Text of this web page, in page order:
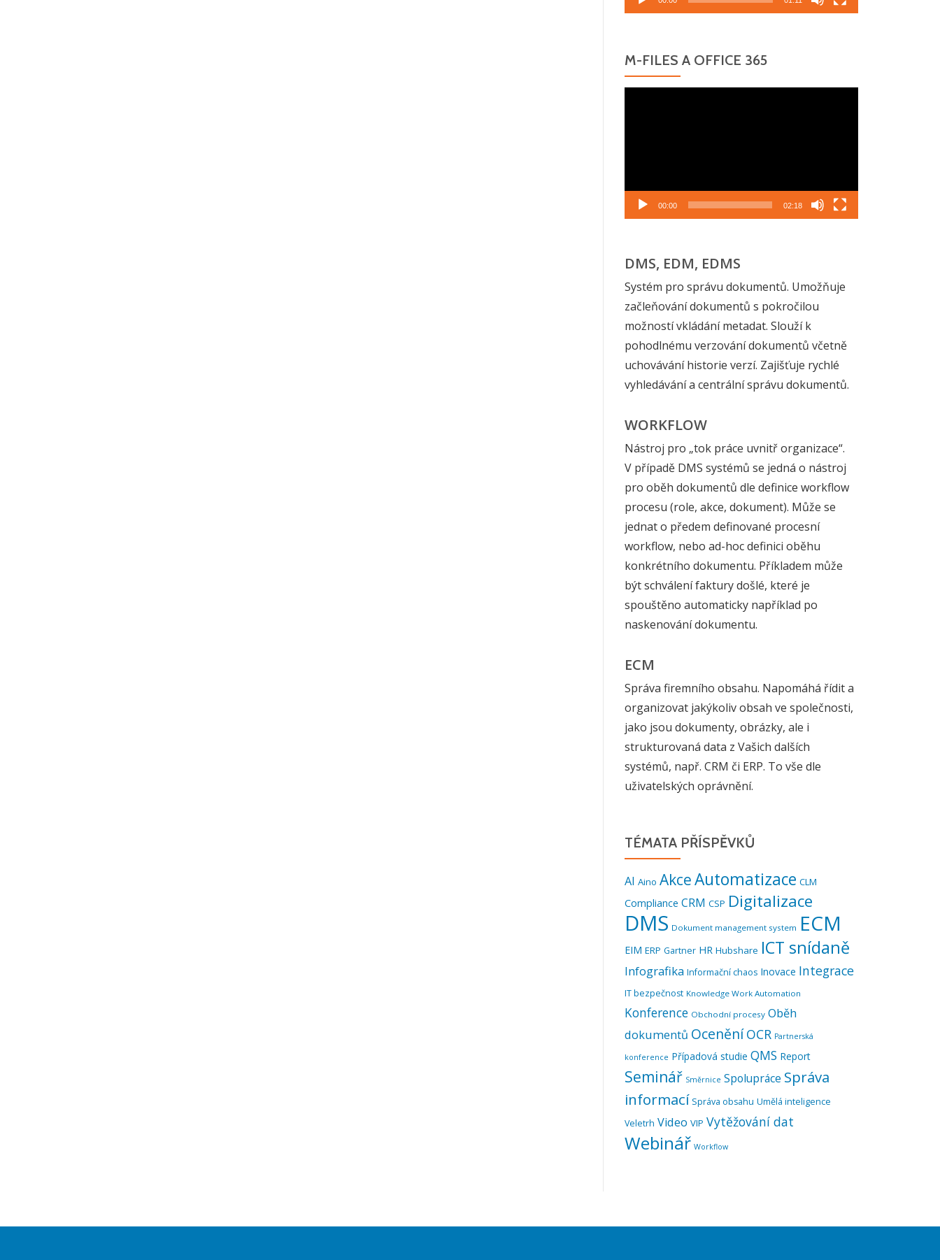
M-FILES A OFFICE 365
00:00 02:18
DMS, EDM, EDMS
Systém pro správu dokumentů. Umožňuje
začleňování dokumentů s pokročilou
možností vkládání metadat. Slouží k
pohodlnému verzování dokumentů včetně
uchovávání historie verzí. Zajišťuje rychlé
vyhledávání a centrální správu dokumentů.
WORKFLOW
Nástroj pro „tok práce uvnitř organizace“.
V případě DMS systémů se jedná o nástroj
pro oběh dokumentů dle definice workflow
procesu (role, akce, dokument). Může se
jednat o předem definované procesní
workflow, nebo ad-hoc definici oběhu
konkrétního dokumentu. Příkladem může
být schválení faktury došlé, které je
spouštěno automaticky například po
naskenování dokumentu.
ECM
Správa firemního obsahu. Napomáhá řídit a
organizovat jakýkoliv obsah ve společnosti,
jako jsou dokumenty, obrázky, ale i
strukturovaná data z Vašich dalších
systémů, např. CRM či ERP. To vše dle
uživatelských oprávnění.
TÉMATA PŘÍSPĚVKŮ
AI Aino AkceAutomatizace CLM
Compliance CRM CSP Digitalizace
DMS Dokument management system ECM
EIM ERP Gartner HR Hubshare ICT snídaně
Infografika Informační chaos Inovace Integrace
IT bezpečnost Knowledge Work Automation
Konference Obchodní procesy Oběh
dokumentů Ocenění OCR Partnerská
konference Případová studie QMS Report
Seminář Směrnice Spolupráce Správa
informací Správa obsahu Umělá inteligence
Veletrh Video VIP Vytěžování dat
Webinář Workflow